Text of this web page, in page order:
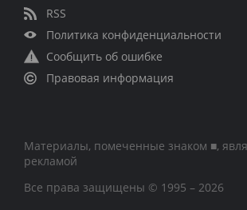
RSS
Политика конфиденциальности
Сообщить об ошибке
Правовая информация
Материалы, помеченные знаком ■,
рекламой
Все права защищены © 1995 – 2026